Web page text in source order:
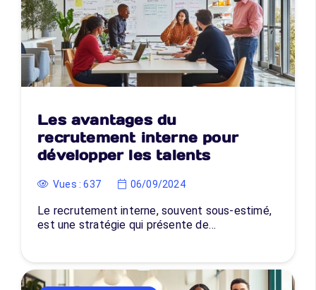
Les avantages du
recrutement interne pour
développer les talents
Vues :637 06/09/2024
Le recrutement interne, souvent sous-estimé,
est une stratégie qui présente de…